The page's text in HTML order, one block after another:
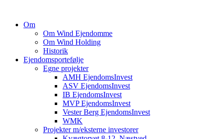
Om
Om Wind Ejendomme
Om Wind Holding
Historik
Ejendomsportefølje
Egne projekter
AMH EjendomsInvest
ASV EjendomsInvest
IB EjendomsInvest
MVP EjendomsInvest
Vester Berg EjendomsInvest
WMK
Projekter m/eksterne investorer